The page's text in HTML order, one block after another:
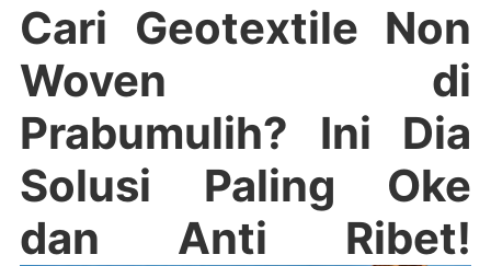
Cari Geotextile Non
Woven di
Prabumulih? Ini Dia
Solusi Paling Oke
dan Anti Ribet!